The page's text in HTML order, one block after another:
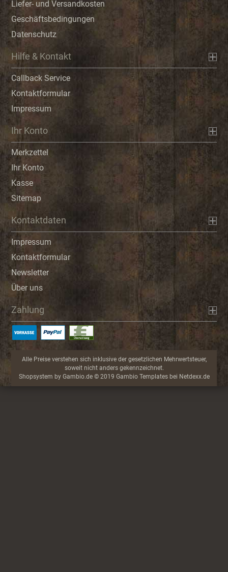
Liefer- und Versandkosten
Geschäftsbedingungen
Datenschutz
Hilfe & Kontakt
Callback Service
Kontaktformular
Impressum
Ihr Konto
Merkzettel
Ihr Konto
Kasse
Sitemap
Kontaktdaten
Impressum
Kontaktformular
Newsletter
Über uns
Zahlung
Alle Preise verstehen sich inklusive der gesetzlichen Mehrwertsteuer,
soweit nicht anders gekennzeichnet.
Shopsystem by Gambio.de © 2019 Gambio Templates bei Netdexx.de